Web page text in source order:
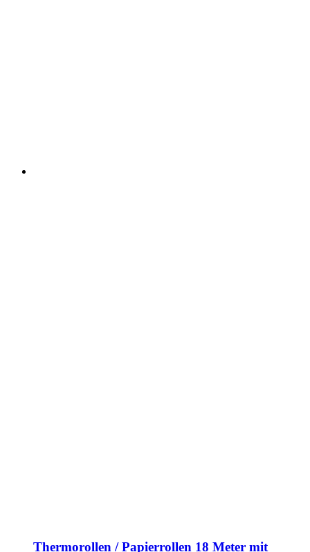
Thermorollen / Papierrollen 18 Meter mit